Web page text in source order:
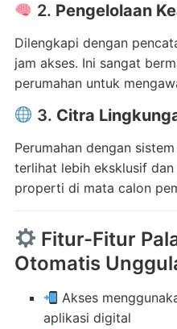
2. Pengelolaan
Dilengkapi dengan
jam akses. Ini sangat
perumahan untuk
3. Citra
Perumahan dengan
terlihat lebih eksklusif
properti di mata calon
Fitur-Fitur
Otomatis
Akses
aplikasi digital